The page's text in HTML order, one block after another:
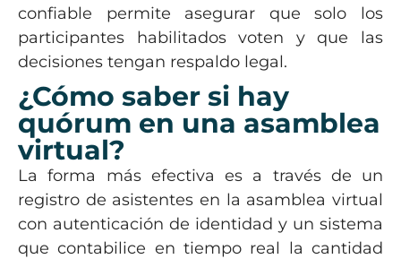
confiable permite asegurar que solo los
participantes habilitados voten y que las
decisiones tengan respaldo legal.
¿Cómo saber si hay
quórum en una asamblea
virtual?
La forma más efectiva es a través de un
registro de asistentes en la asamblea virtual
con autenticación de identidad y un sistema
que contabilice en tiempo real la cantidad